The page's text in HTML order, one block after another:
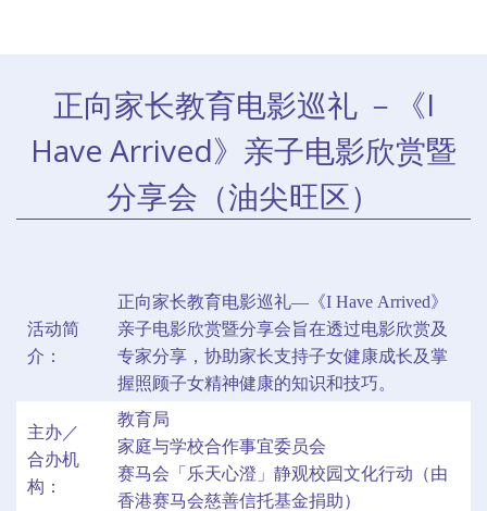
正向家长教育电影巡礼 －《I
Have Arrived》亲子电影欣赏暨
分享会（油尖旺区）
活动简
介：
正向家长教育电影巡礼—《I Have Arrived》
亲子电影欣赏暨分享会旨在透过电影欣赏及
专家分享，协助家长支持子女健康成长及掌
握照顾子女精神健康的知识和技巧。
主办／
合办机
构：
教育局
家庭与学校合作事宜委员会
赛马会「乐天心澄」静观校园文化行动（由
香港赛马会慈善信托基金捐助）